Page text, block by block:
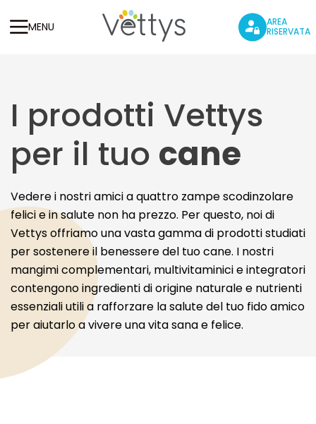
MENU
AREA
RISERVATA
I prodotti Vettys
per il tuo cane
Vedere i nostri amici a quattro zampe scodinzolare
felici e in salute non ha prezzo. Per questo, noi di
Vettys offriamo una vasta gamma di prodotti studiati
per sostenere il benessere del tuo cane. I nostri
mangimi complementari, multivitaminici e integratori
contengono ingredienti di origine naturale e nutrienti
essenziali utili a rafforzare la salute del tuo fido amico
per aiutarlo a vivere una vita sana e felice.